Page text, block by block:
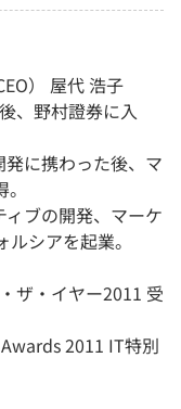
） 屋代 浩子
、野村證券に入
に携わった後、マ
ブの開発、マーケ
シアを起業。
ザ・イヤー2011 受
2011 IT特別